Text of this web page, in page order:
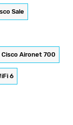
Sale
Cisco Aironet 700
6